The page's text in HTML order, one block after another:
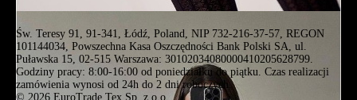
Św. Teresy 91, 91-341, Łódź, Poland, NIP 732-216-37-57, REGON
101144034, Powszechna Kasa Oszczędności Bank Polski SA, ul.
Puławska 15, 02-515 Warszawa: 30102034080000410205628799.
Godziny pracy: 8:00-16:00 od poniedziałku do piątku. Czas realizacji
zamówienia wynosi od 24h do 2 dni roboczych.
© 2026 EuroTrade Tex Sp. z o.o.